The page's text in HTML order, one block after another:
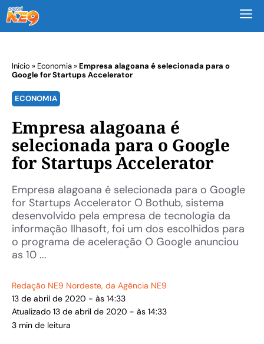
Início » Economia»Empresa alagoana é selecionada para o
Google for Startups Accelerator
ECONOMIA
Empresa alagoana é
selecionada para o Google
for Startups Accelerator
Empresa alagoana é selecionada para o Google
for Startups Accelerator O Bothub, sistema
desenvolvido pela empresa de tecnologia da
informação Ilhasoft, foi um dos escolhidos para
o programa de aceleração O Google anunciou
as 10 ...
Redação NE9 Nordeste, da Agência NE9
13 de abril de 2020 - às 14:33
Atualizado 13 de abril de 2020 - às 14:33
3 min de leitura